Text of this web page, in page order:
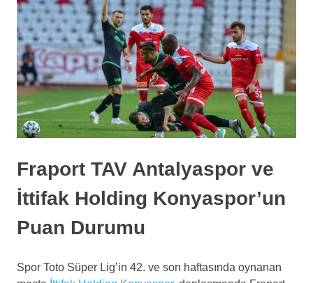
Fraport TAV Antalyaspor ve
İttifak Holding Konyaspor’un
Puan Durumu
Spor Toto Süper Lig’in 42. ve son haftasında oynanan